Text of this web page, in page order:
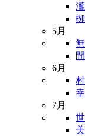
5月
6月
7月